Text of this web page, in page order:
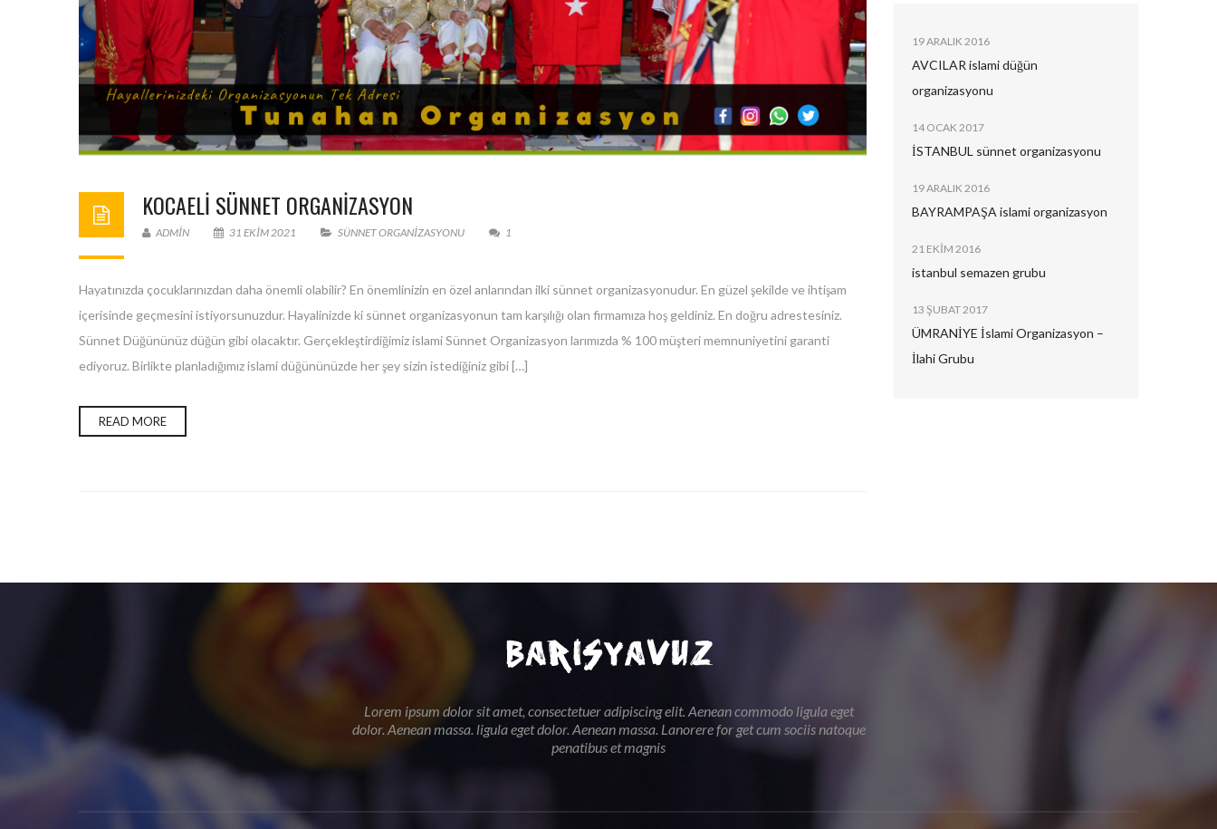
KOCAELİ SÜNNET ORGANİZASYON
ADMIN 31 EKIM 2021 SÜNNET ORGANIZASYONU 1
Hayatınızda çocuklarınızdan daha önemli olabilir? En önemlinizin en özel anlarından ilki sünnet organizasyonudur. En güzel şekilde ve ihtişam
içerisinde geçmesini istiyorsunuzdur. Hayalinizde ki sünnet organizasyonun tam karşılığı olan firmamıza hoş geldiniz. En doğru adrestesiniz.
Sünnet Düğününüz düğün gibi olacaktır. Gerçekleştirdiğimiz islami Sünnet Organizasyon larımızda % 100 müşteri memnuniyetini garanti
ediyoruz. Birlikte planladığımız islami düğününüzde her şey sizin istediğiniz gibi […]
READ MORE
19 ARALIK 2016
AVCILAR islami düğün
organizasyonu
14 OCAK 2017
İSTANBUL sünnet organizasyonu
19 ARALIK 2016
BAYRAMPAŞA islami organizasyon
21 EKIM 2016
istanbul semazen grubu
13 ŞUBAT 2017
ÜMRANİYE İslami Organizasyon –
İlahi Grubu
Lorem ipsum dolor sit amet, consectetuer adipiscing elit. Aenean commodo ligula eget
dolor. Aenean massa. ligula eget dolor. Aenean massa. Lanorere for get cum sociis natoque
penatibus et magnis